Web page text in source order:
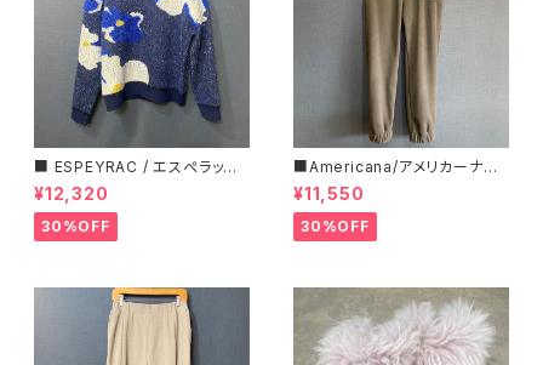
■ ESPEYRAC / エスぺラック
■ フラワーモチーフニット■YE
LLOW & NAVY■ 超カワイイ！
¥12,320
30%OFF
■Americana/アメリカーナ■
マイクロフリース・イージーパン
ツ■
¥11,550
30%OFF